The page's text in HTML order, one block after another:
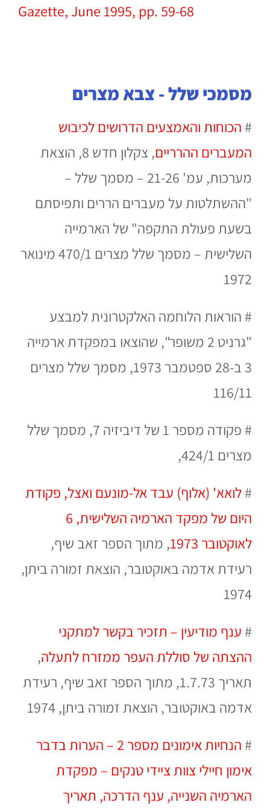
Gazette, June 1995, pp. 59-68
מסמכי שלל - צבא מצרים
#הכוחות והאמצעים הדרושים לכיבוש
המעברים ההרריים
, צקלון חדש 8, הוצאת
מערכות, עמ' 21-26 – מסמך שלל –
"ההשתלטות על מעברים הררים ותפיסתם
בשעת פעולת התקפה" של הארמייה
השלישית – מסמך שלל מצרים 470/1 מינואר
1972
#הוראות הלוחמה האלקטרונית למבצע
"גרניט 2 משופר", שהוצאו במפקדת ארמייה
3 ב-28 ספטמבר 1973, מסמך שלל מצרים
116/11
# פקודה מספר 1 של דיביזיה 7, מסמך שלל
מצרים 424/1,
#לואא' (אלוף) עבד אל-מונעם ואצל, פקודת
היום של מפקד הארמיה השלישית, 6
לאוקטובר 1973
, מתוך הספר זאב שיף,
רעידת אדמה באוקטובר, הוצאת זמורה ביתן,
1974
#ענף מודיעין – תזכיר בקשר למתקני
ההצתה של סוללת העפר ממזרח לתעלה,
תאריך 1.7.73,
מתוך הספר זאב שיף, רעידת
אדמה באוקטובר, הוצאת זמורה ביתן, 1974
#
הנחיות אימונים מספר 2 – הערות בדבר
אימון חיילי צוות ציידי טנקים – מפקדת
הארמיה השנייה, ענף הדרכה, תאריך